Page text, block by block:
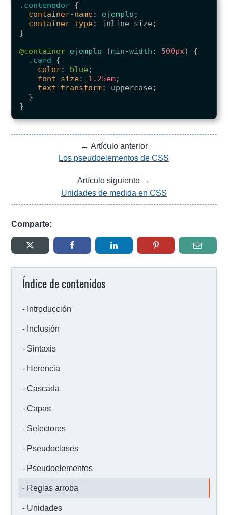
.contenedor {
container-name: ejemplo ;
container-type: inline-size ;
}
@container ejemplo (min-width : 500px)
{
.card
{
color: blue ;
font-size: 1.25em;
text-transform: uppercase ;
}
}
← Artículo anterior
Los pseudoelementos de CSS
Artículo siguiente →
Unidades de medida en CSS
Comparte:
Índice de contenidos
Introducción
Inclusión
Sintaxis
Herencia
Cascada
Capas
Selectores
Pseudoclases
Pseudoelementos
Reglas arroba
Unidades